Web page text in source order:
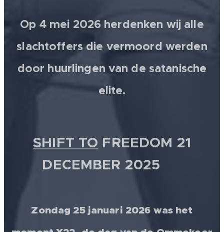
Op 4 mei 2026 herdenken wij alle
slachtoffers die vermoord werden
door huurlingen van de satanische
elite.
SHIFT TO FREEDOM 21
DECEMBER 2025 💫
Zondag 25 januari 2026 was het